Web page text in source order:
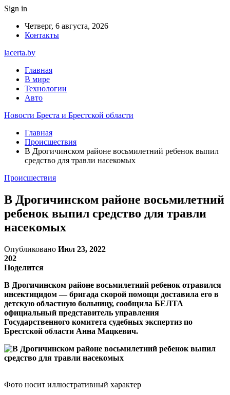
Sign in
Четверг, 6 августа, 2026
Контакты
lacerta.by
Главная
В мире
Технологии
Авто
Новости Бреста и Брестской области
Главная
Происшествия
В Дрогичинском районе восьмилетний ребенок выпил
средство для травли насекомых
Происшествия
В Дрогичинском районе восьмилетний
ребенок выпил средство для травли
насекомых
Опубликовано Июл 23, 2022
202
Поделится
В Дрогичинском районе восьмилетний ребенок отравился
инсектицидом — бригада скорой помощи доставила его в
детскую областную больницу, сообщила БЕЛТА
официальный представитель управления
Государственного комитета судебных экспертиз по
Брестской области Анна Мацкевич.
Фото носит иллюстративный характер